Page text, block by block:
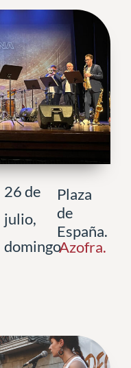
26 de
julio,
domingo
Plaza
de
España.
Azofra.